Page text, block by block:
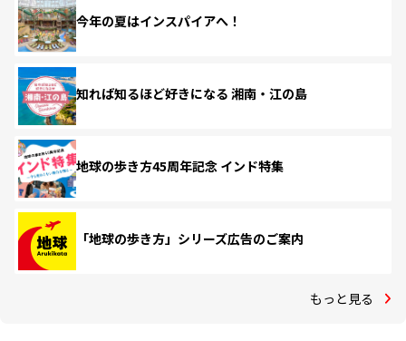
今年の夏はインスパイアへ！
知れば知るほど好きになる 湘南・江の島
地球の歩き方45周年記念 インド特集
「地球の歩き方」シリーズ広告のご案内
もっと見る